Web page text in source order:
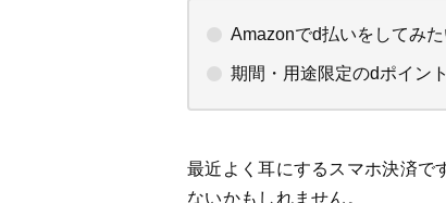
Amazonでd払いをしてみ
期間・用途限定のdポイン
最近よく耳にするスマホ決済で
ないかもしれません。